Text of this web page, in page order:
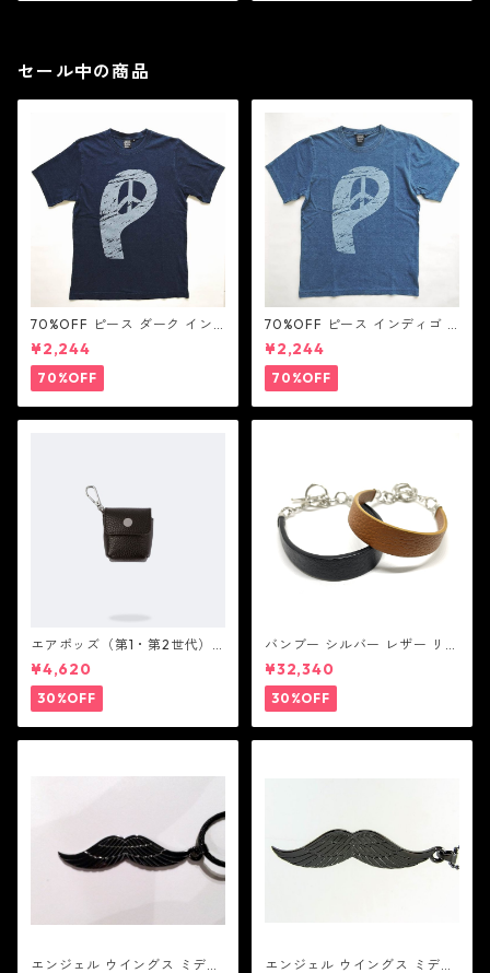
セール中の商品
70%OFF ピース ダーク イン
ディゴ Tシャツ：LOVE N' PEA
CE N' ROCK ' ROLL ラブ ン
ピース ン ロック ン ロール
¥2,244
70%OFF
70%OFF ピース インディゴ T
シャツ：LOVE N' PEACE N' R
OCK ' ROLL ラブ ン ピース ン
ロック ン ロール
¥2,244
70%OFF
エアポッズ（第1・第2世代）
ポーチ：BANDOLIER バンド
リヤー
¥4,620
30%OFF
バンブー シルバー レザー リン
ク ステーション ブレスレッ
ト：JOHN HARDY ジョン ハ
ーディー
¥32,340
30%OFF
エンジェル ウイングス ミディ
エンジェル ウイングス ミディ